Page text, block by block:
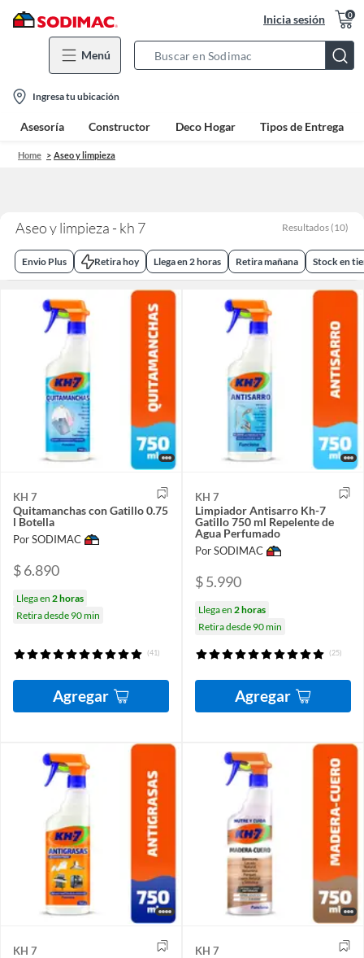
Inicia sesión 0
Menú
Bar
location-
icon
Ingresa tu ubicación
Asesoría Constructor Deco Hogar Tipos de Entrega
Home Aseo y limpieza
Aseo y limpieza - kh 7 Resultados (10)
Envio Plus Retira hoy Llega en 2 horas Retira mañana Stock en
KH 7
Quitamanchas con Gatillo 0.75
l Botella
Por SODIMAC
$ 6.890
Llega en 2 horas
Retira desde 90 min
(41)
Agregar
KH 7
Limpiador Antisarro Kh-7
Gatillo 750 ml Repelente de
Agua Perfumado
Por SODIMAC
$ 5.990
Llega en 2 horas
Retira desde 90 min
(25)
Agregar
KH 7 KH 7